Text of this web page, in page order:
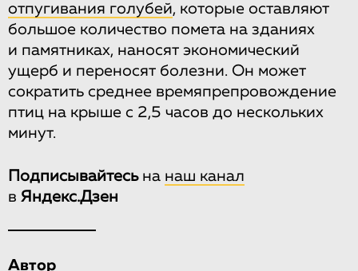
отпугивания голубей, которые оставляют
большое количество помета на зданиях
и памятниках, наносят экономический
ущерб и переносят болезни. Он может
сократить среднее времяпрепровождение
птиц на крыше с 2,5 часов до нескольких
минут.
Подписывайтесьна наш канал
в Яндекс.Дзен
Автор